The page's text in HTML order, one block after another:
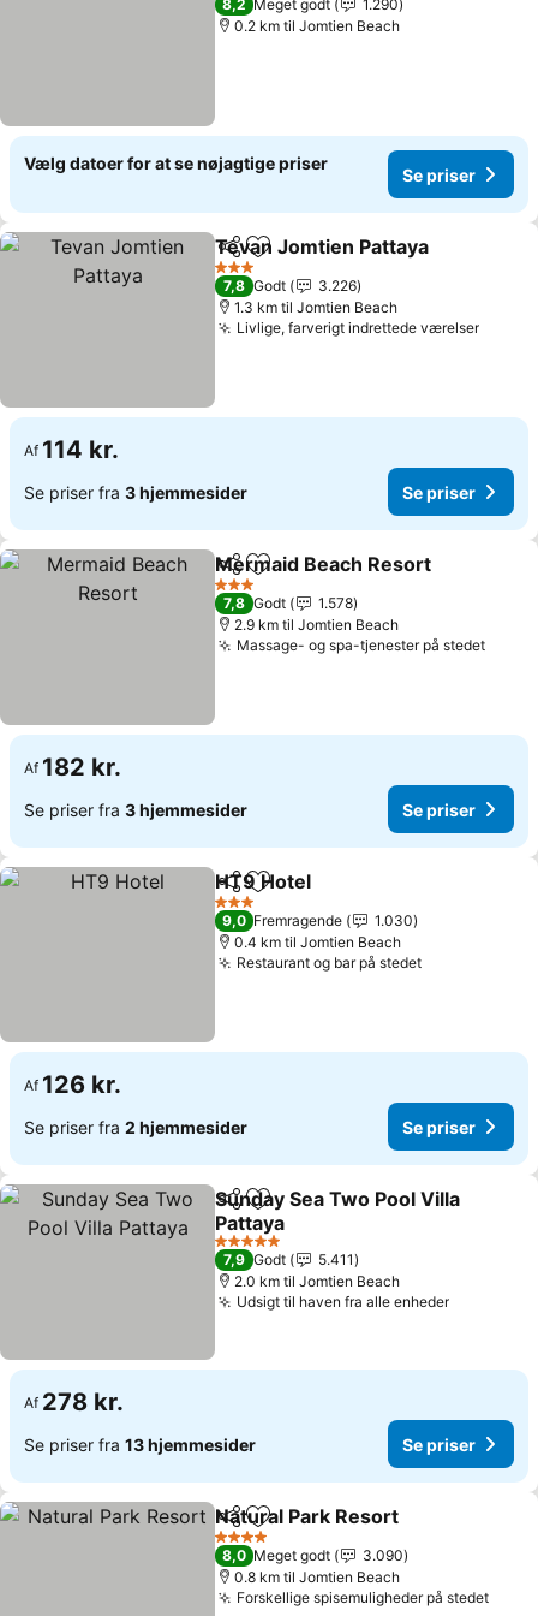
8,2 Meget godt
1.290
0.2 km til Jomtien Beach
Vælg datoer for at se nøjagtige priser
Se priser
Del Føj til favoritter
Tevan Jomtien Pattaya
3 Stjerner
7,8 Godt
3.226
1.3 km til Jomtien Beach
Livlige, farverigt indrettede værelserSe
Af 114 kr.
Se priser fra 3 hjemmesider Se priser
Del Føj til favoritter
Mermaid Beach Resort
3 Stjerner
7,8 Godt
1.578
2.9 km til Jomtien Beach
Massage- og spa-tjenester på stedetSe
Af 182 kr.
Se priser fra 3 hjemmesider Se priser
Del Føj til favoritter
HT9 Hotel
3 Stjerner
9,0 Fremragende
1.030
0.4 km til Jomtien Beach
Restaurant og bar på stedetSe priser
Af 126 kr.
Se priser fra 2 hjemmesider Se priser
Del Føj til favoritter
Sunday Sea Two Pool Villa
Pattaya
Se priser
5 Stjerner
7,9 Godt
5.411
2.0 km til Jomtien Beach
Udsigt til haven fra alle enhederSe priser
Af 278 kr.
Se priser fra 13 hjemmesider Se priser
Del Føj til favoritter
Natural Park Resort
4 Stjerner
8,0 Meget godt
3.090
0.8 km til Jomtien Beach
Forskellige spisemuligheder på stedetSe